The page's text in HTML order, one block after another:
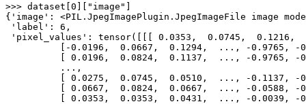
>>> dataset[ 0 "image"
{ 'image' : <PIL.JpegImagePlugin.JpegImageFile image
'label' : 6 ,
'pixel_values' : tensor([[[ 0.0353 , 0.0745 , 0.1216 ,
          [-
0.0196 , 0.0667 , 0.1294 ,  ..., -0.9765 , -
0.0196 , 0.0824 , 0.1137 ,  ..., -0.9765 , -
          ...,
0.0275 , 0.0745 , 0.0510 ,  ..., -0.1137 , -
0.0667 , 0.0824 , 0.0667 ,  ..., -0.0588 , -
0.0353 , 0.0353 , 0.0431 ,  ..., -0.0039 , -